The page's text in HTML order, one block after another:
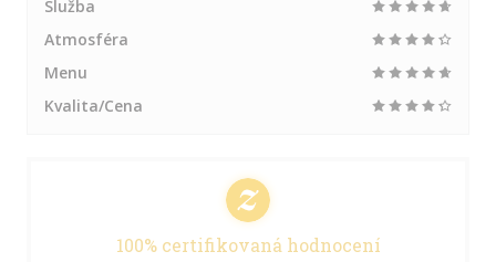
Služba
Atmosféra
Menu
Kvalita/Cena
100% certifikovaná hodnocení